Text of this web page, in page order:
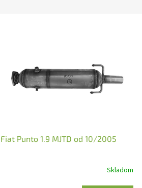
Fiat Punto 1.9 MJTD od 10/2005
Skladom